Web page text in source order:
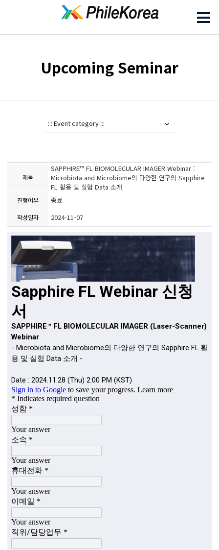
Upcoming Seminar
제목
SAPPHIRE™ FL BIOMOLECULAR IMAGER Webinar :
Microbiota and Microbiome의 다양한 연구의 Sapphire
FL 활용 및 실험 Data 소개
진행여부 종료
작성일자 2024-11-07